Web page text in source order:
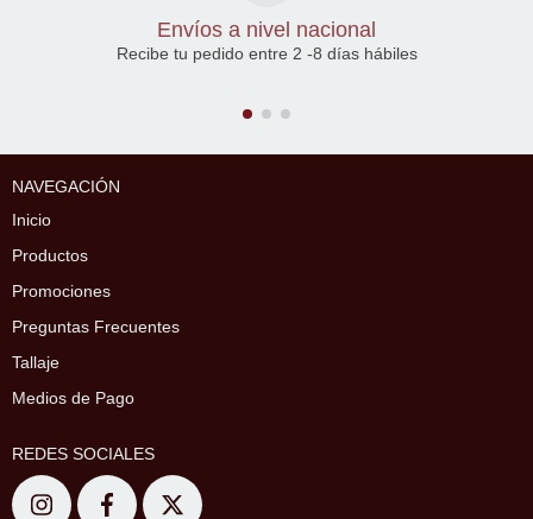
Envíos a nivel nacional
Recibe tu pedido entre 2 -8 días hábiles
NAVEGACIÓN
Inicio
Productos
Promociones
Preguntas Frecuentes
Tallaje
Medios de Pago
REDES SOCIALES